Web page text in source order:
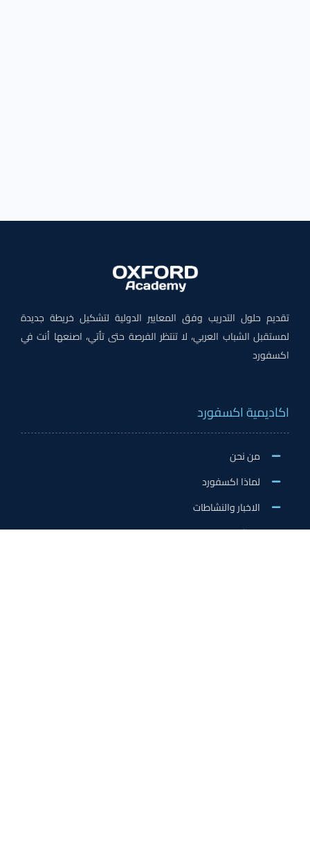
تقديم حلول التدريب وفق المعايير الدولية لتشكيل خريطة جديدة
لمستقبل الشباب العربي، لا تنتظر الفرصة حتى تأتي، اصنعها أنت في
اكسفورد
اكاديمية اكسفورد
من نحن
لماذا اكسفورد
الاخبار والنشاطات
وظائف اكسفورد